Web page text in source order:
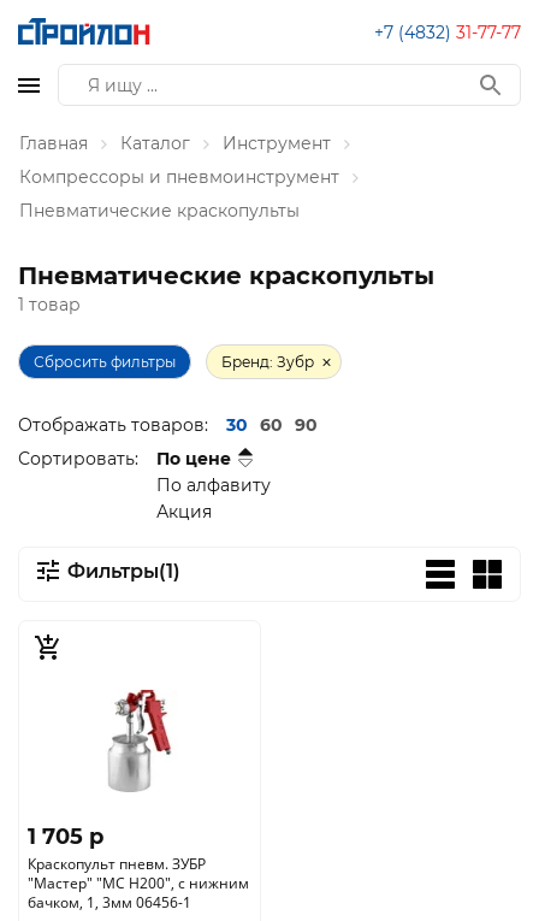
+7 (4832) 31-77-77
Главная Каталог
Инструмент
Компрессоры и пневмоинструмент
Пневматические краскопульты
Пневматические краскопульты
1 товар
Сбросить фильтры Бренд: Зубр
Отображать товаров: 30 60
90
Сортировать:
По цене
По алфавиту
Акция
Фильтры(1)
1 705 p
Краскопульт пневм. ЗУБР
"Мастер" "МС Н200", с нижним
бачком, 1, 3мм 06456-1